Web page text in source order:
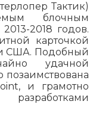
Тактик)
блочным
2018 годов.
карточкой
США. Подобный
удачной
позаимствована
и грамотно